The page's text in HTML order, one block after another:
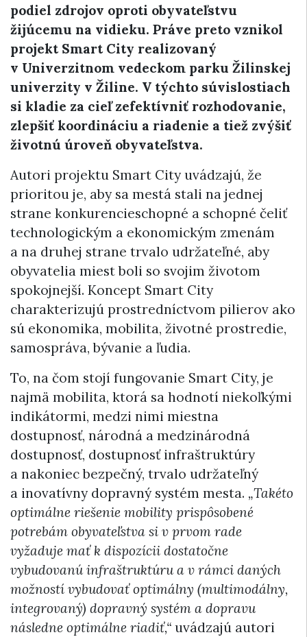
podiel zdrojov oproti obyvateľstvu
žijúcemu na vidieku. Práve preto vznikol
projekt Smart City realizovaný
v Univerzitnom vedeckom parku Žilinskej
univerzity v Žiline. V týchto súvislostiach
si kladie za cieľ zefektívniť rozhodovanie,
zlepšiť koordináciu a riadenie a tiež zvýšiť
životnú úroveň obyvateľstva.
Autori projektu Smart City uvádzajú, že
prioritou je, aby sa mestá stali na jednej
strane konkurencieschopné a schopné čeliť
technologickým a ekonomickým zmenám
a na druhej strane trvalo udržateľné, aby
obyvatelia miest boli so svojim životom
spokojnejší. Koncept Smart City
charakterizujú prostredníctvom pilierov ako
sú ekonomika, mobilita, životné prostredie,
samospráva, bývanie a ľudia.
To, na čom stojí fungovanie Smart City, je
najmä mobilita, ktorá sa hodnotí niekoľkými
indikátormi, medzi nimi miestna
dostupnosť, národná a medzinárodná
dostupnosť, dostupnosť infraštruktúry
a nakoniec bezpečný, trvalo udržateľný
a inovatívny dopravný systém mesta. „Takéto
optimálne riešenie mobility prispôsobené
potrebám obyvateľstva si v prvom rade
vyžaduje mať k dispozícii dostatočne
vybudovanú infraštruktúru a v rámci daných
možností vybudovať optimálny (multimodálny,
integrovaný) dopravný systém a dopravu
následne optimálne riadiť,“ uvádzajú autori